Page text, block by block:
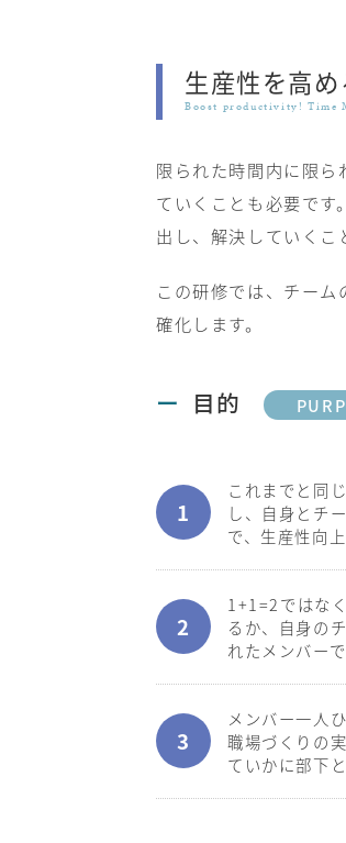
生産性を高
Boost productivity! Time
限られた時間内に限
ていくことも必要で
出し、解決していくこ
この研修では、チー
確化します。
目的
これまでと同
し、自身とチ
で、生産性向
1+1=2ではな
るか、自身の
れたメンバー
メンバー一人
職場づくりの
ていかに部下